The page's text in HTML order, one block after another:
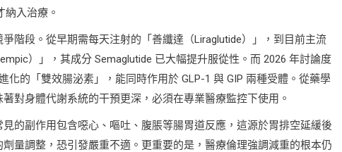
入治療。
階段。從早期需每天注射的「善纖達（Liraglutide）」，到目前主流
）」，其成分 Semaglutide 已大幅提升服從性。而 2026 年討論度
的「雙效腸泌素」，能同時作用於 GLP-1 與 GIP 兩種受體。從藥學
對身體代謝系統的干預更深，必須在專業醫療監控下使用。
的副作用包含噁心、嘔吐、腹脹等腸胃道反應，這源於胃排空延緩後
量調整，恐引發嚴重不適。更重要的是，醫療倫理強調減重的根本仍